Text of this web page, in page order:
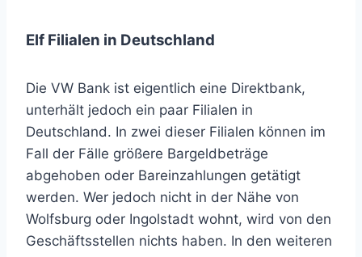
Elf Filialen in Deutschland
Die VW Bank ist eigentlich eine Direktbank,
unterhält jedoch ein paar Filialen in
Deutschland. In zwei dieser Filialen können im
Fall der Fälle größere Bargeldbeträge
abgehoben oder Bareinzahlungen getätigt
werden. Wer jedoch nicht in der Nähe von
Wolfsburg oder Ingolstadt wohnt, wird von den
Geschäftsstellen nichts haben. In den weiteren